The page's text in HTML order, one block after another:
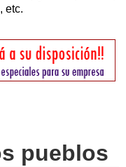
etc.
pueblos